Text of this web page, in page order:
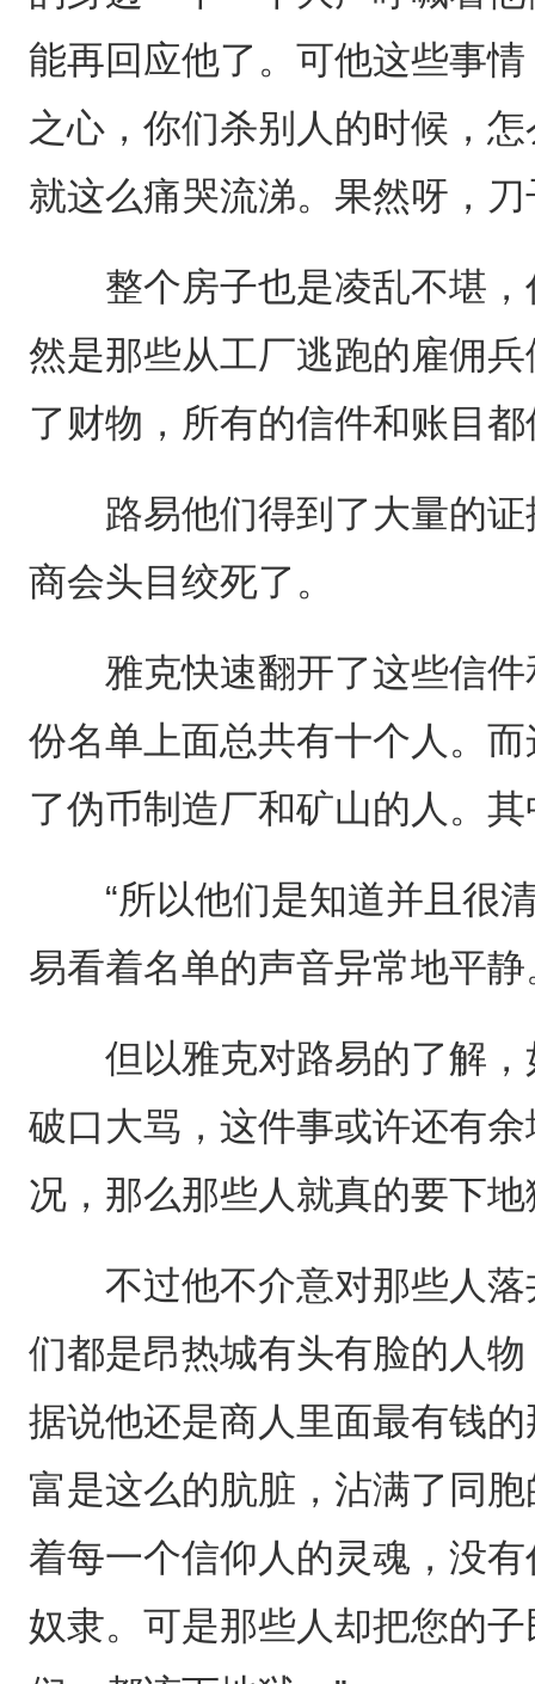
能再回应他了。可他这些事
之心，你们杀别人的时候，
就这么痛哭流涕。果然呀，
整个房子也是凌乱不堪，
然是那些从工厂逃跑的雇佣
了财物，所有的信件和账目
路易他们得到了大量的证
商会头目绞死了。
雅克快速翻开了这些信件
份名单上面总共有十个人。
了伪币制造厂和矿山的人。
“所以他们是知道并且很清
易看着名单的声音异常地平静
但以雅克对路易的了解，
破口大骂，这件事或许还有
况，那么那些人就真的要下
不过他不介意对那些人落
们都是昂热城有头有脸的人
据说他还是商人里面最有钱
富是这么的肮脏，沾满了同
着每一个信仰人的灵魂，没
奴隶。可是那些人却把您的